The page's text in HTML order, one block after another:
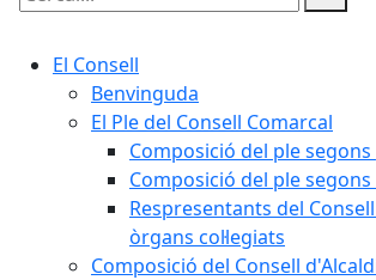
Cercar:
El Consell
Benvinguda
El Ple del Consell Comarcal
Composició del ple
Composició del ple
Respresentants del
òrgans col·legiats
Composició del Consell